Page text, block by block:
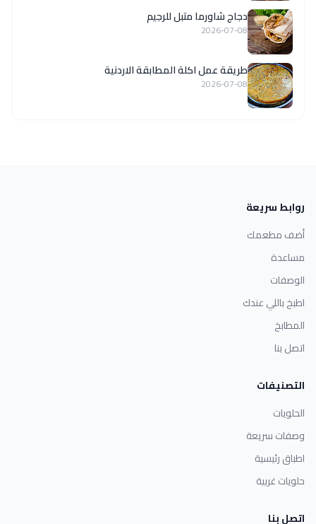
دجاج شاورما متبل للرجيم
2026-07-08
طريقة عمل اكلة المطابقة الاردنية
2026-07-08
روابط سريعة
أضف مطعمك
مساعدة
الوصفات
اطبخ باللي عندك
المطابخ
اتصل بنا
التصنيفات
الحلويات
وصفات سريعة
اطباق رئيسية
حلويات غربية
اتصل بنا